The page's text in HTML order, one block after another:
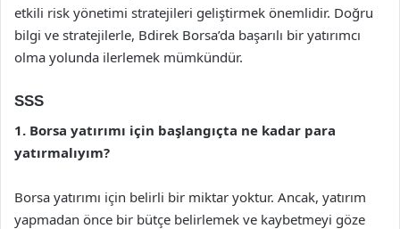
etkili risk yönetimi stratejileri geliştirmek önemlidir. Doğru
bilgi ve stratejilerle, Bdirek Borsa’da başarılı bir yatırımcı
olma yolunda ilerlemek mümkündür.
SSS
1. Borsa yatırımı için başlangıçta ne kadar para
yatırmalıyım?
Borsa yatırımı için belirli bir miktar yoktur. Ancak, yatırım
yapmadan önce bir bütçe belirlemek ve kaybetmeyi göze